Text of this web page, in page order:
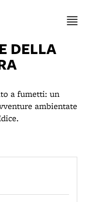
DELLA
a fumetti: un
ambientate